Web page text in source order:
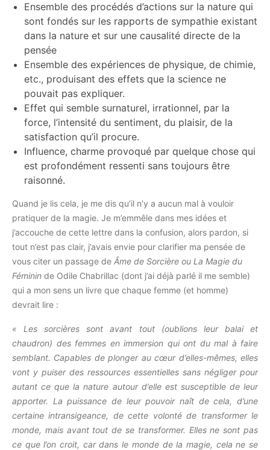
Ensemble des procédés d’actions sur la nature qui
sont fondés sur les rapports de sympathie existant
dans la nature et sur une causalité directe de la
pensée
Ensemble des expériences de physique, de chimie,
etc., produisant des effets que la science ne
pouvait pas expliquer.
Effet qui semble surnaturel, irrationnel, par la
force, l’intensité du sentiment, du plaisir, de la
satisfaction qu’il procure.
Influence, charme provoqué par quelque chose qui
est profondément ressenti sans toujours être
raisonné.
Quand je lis cela, je me dis qu’il n’y a aucun mal à vouloir
pratiquer de la magie. Je m’emmêle dans mes idées et
j’accouche de cette lettre dans la confusion, alors pardon, si
tout n’est pas clair, j’avais envie pour clarifier ma pensée de
vous citer un passage de Âme de Sorcière ou La Magie du
Féminin de Odile Chabrillac (dont j’ai déjà parlé il me semble)
qui a mon sens un livre que chaque femme (et homme)
devrait lire :
« Les sorcières sont avant tout (oublions leur balai et
chaudron) des femmes en immersion qui ont du mal à faire
semblant. Capables de plonger au cœur d’elles-mêmes, elles
vont y puiser des ressources essentielles sans négliger pour
autant ce que la nature autour d’elle est susceptible de leur
apporter. La puissance de leur pouvoir naît de cela, d’une
certaine intransigeance, de cette volonté de transformer le
monde, mais avant tout de se transformer. Elles ne sont pas
ce que l’on croit, car dans le monde de la magie, cela ne se